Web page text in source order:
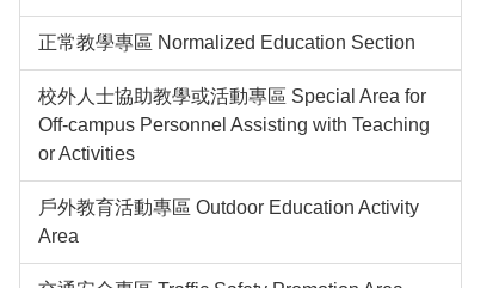
正常教學專區 Normalized Education Section
校外人士協助教學或活動專區 Special Area for
Off-campus Personnel Assisting with Teaching
or Activities
戶外教育活動專區 Outdoor Education Activity
Area